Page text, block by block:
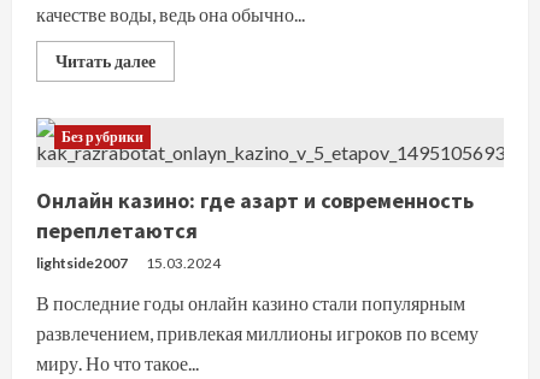
качестве воды, ведь она обычно...
Читать далееПрочитать
больше
и
использовать
с
водой
Без рубрики
Онлайн казино: где азарт и современность
переплетаются
lightside2007 15.03.2024
В последние годы онлайн казино стали популярным
развлечением, привлекая миллионы игроков по всему
миру. Но что такое...